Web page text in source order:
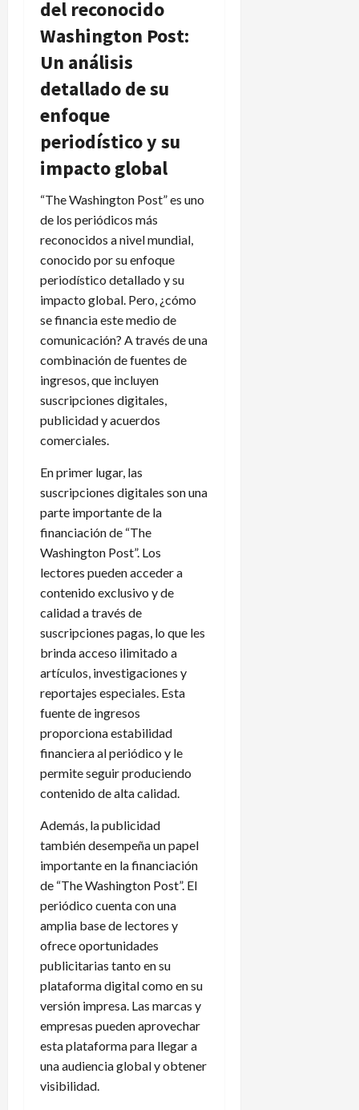
del reconocido
Washington Post:
Un análisis
detallado de su
enfoque
periodístico y su
impacto global
“The Washington Post” es uno
de los periódicos más
reconocidos a nivel mundial,
conocido por su enfoque
periodístico detallado y su
impacto global. Pero, ¿cómo
se financia este medio de
comunicación? A través de una
combinación de fuentes de
ingresos, que incluyen
suscripciones digitales,
publicidad y acuerdos
comerciales.
En primer lugar, las
suscripciones digitales son una
parte importante de la
financiación de “The
Washington Post”. Los
lectores pueden acceder a
contenido exclusivo y de
calidad a través de
suscripciones pagas, lo que les
brinda acceso ilimitado a
artículos, investigaciones y
reportajes especiales. Esta
fuente de ingresos
proporciona estabilidad
financiera al periódico y le
permite seguir produciendo
contenido de alta calidad.
Además, la publicidad
también desempeña un papel
importante en la financiación
de “The Washington Post”. El
periódico cuenta con una
amplia base de lectores y
ofrece oportunidades
publicitarias tanto en su
plataforma digital como en su
versión impresa. Las marcas y
empresas pueden aprovechar
esta plataforma para llegar a
una audiencia global y obtener
visibilidad.